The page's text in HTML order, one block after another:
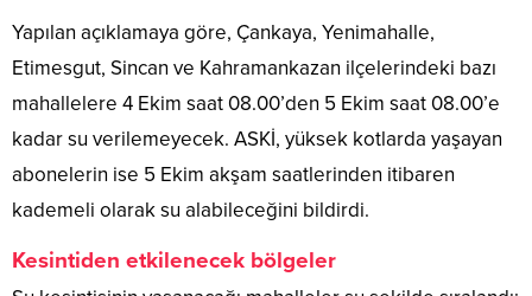
Yapılan açıklamaya göre, Çankaya, Yenimahalle,
Etimesgut, Sincan ve Kahramankazan ilçelerindeki bazı
mahallelere 4 Ekim saat 08.00’den 5 Ekim saat 08.00’e
kadar su verilemeyecek. ASKİ, yüksek kotlarda yaşayan
abonelerin ise 5 Ekim akşam saatlerinden itibaren
kademeli olarak su alabileceğini bildirdi.
Kesintiden etkilenecek bölgeler